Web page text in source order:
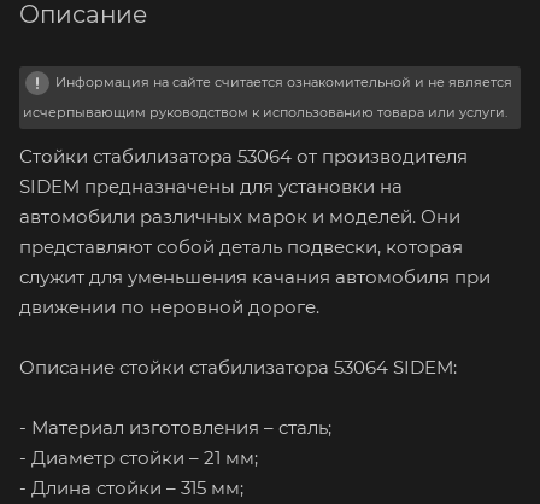
Описание
Информация на сайте считается ознакомительной и не является
исчерпывающим руководством к использованию товара или услуги.
Стойки стабилизатора 53064 от производителя
SIDEM предназначены для установки на
автомобили различных марок и моделей. Они
представляют собой деталь подвески, которая
служит для уменьшения качания автомобиля при
движении по неровной дороге.
Описание стойки стабилизатора 53064 SIDEM:
- Материал изготовления – сталь;
- Диаметр стойки – 21 мм;
- Длина стойки – 315 мм;